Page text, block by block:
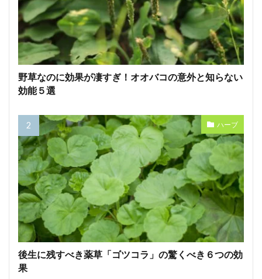
野草なのに効果が凄すぎ！オオバコの意外と知らない
効能５選
ハーブ
後生に残すべき薬草「ゴツコラ」の驚くべき６つの効
果